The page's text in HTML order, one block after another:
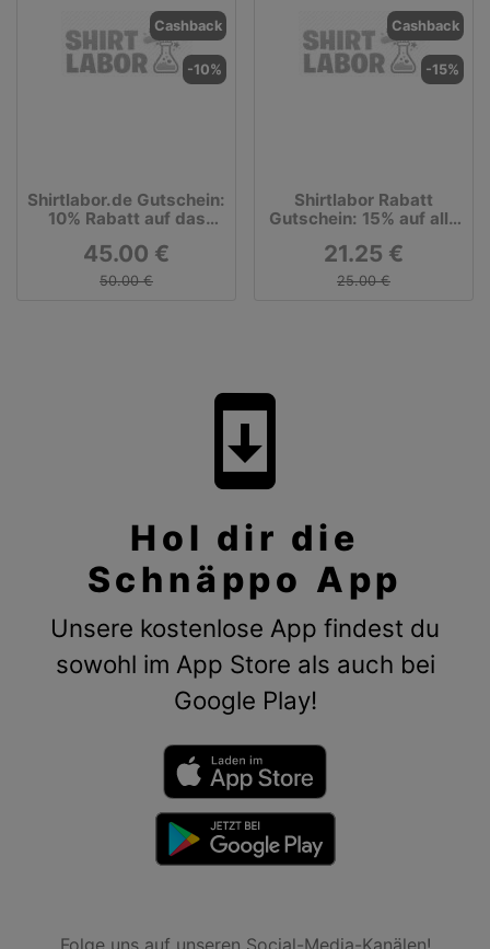
Cashback
-10%
Shirtlabor.de Gutschein:
10% Rabatt auf das
45.00 €
50.00 €
Cashback
-15%
Shirtlabor Rabatt
Gutschein: 15% auf alle
21.25 €
25.00 €
system_update
Hol dir die
Schnäppo App
Unsere kostenlose App findest du
sowohl im App Store als auch bei
Google Play!
Folge uns auf unseren Social-Media-Kanälen!